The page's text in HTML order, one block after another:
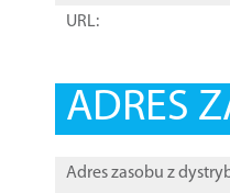
URL:
ADRES
Adres zasobu z